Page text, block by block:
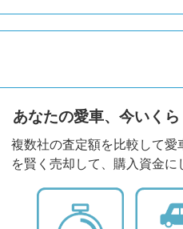
あなたの愛車、今いくら
複数社の査定額を比較して
を賢く売却して、購入資金に